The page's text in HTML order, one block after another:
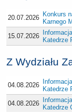
20.07.2026 Konkurs
Karnego
15.07.2026
Katedrze
Z Wydziału
04.08.2026
Katedrze
04.08.2026
Katedrze